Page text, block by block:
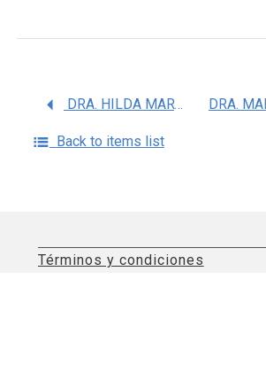
DRA. HILDA MARTINEZ CORIA
Back to items list
Términos y condiciones